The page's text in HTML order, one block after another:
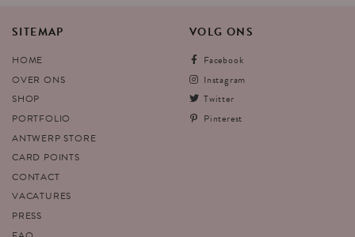
SITEMAP
HOME
OVER ONS
SHOP
PORTFOLIO
ANTWERP STORE
CARD POINTS
CONTACT
VACATURES
PRESS
VOLG ONS
Facebook
Instagram
Twitter
Pinterest